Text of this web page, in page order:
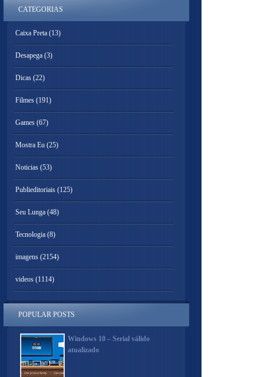
CATEGORIAS
Caixa Preta (13)
Desapega (3)
Dicas (22)
Filmes (191)
Games (67)
Mostra Eu (25)
Noticias (53)
Publieditoriais (125)
Seu Lunga (48)
Tecnologia (8)
imagens (2154)
videos (1114)
POPULAR POSTS
Windows 10 – Serial válido
atualizado